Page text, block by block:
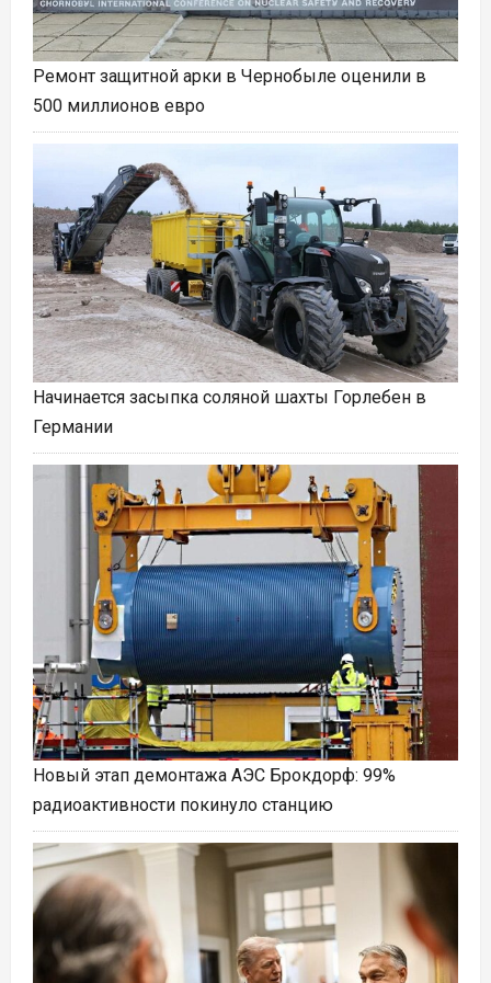
Ремонт защитной арки в Чернобыле оценили в
500 миллионов евро
Начинается засыпка соляной шахты Горлебен в
Германии
Новый этап демонтажа АЭС Брокдорф: 99%
радиоактивности покинуло станцию